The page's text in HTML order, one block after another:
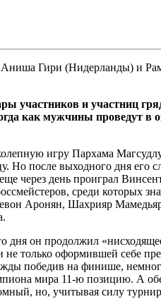
Гири (Нидерланды) и
участников и участниц
как мужчины проведут
игру Пархама
Но после выходного дня его
через день проиграл
среди которых
Аронян, Шахрияр
он продолжил
только оформившей себе
победив на финише,
мира 11-ю позицию. А
но, учитывая силу